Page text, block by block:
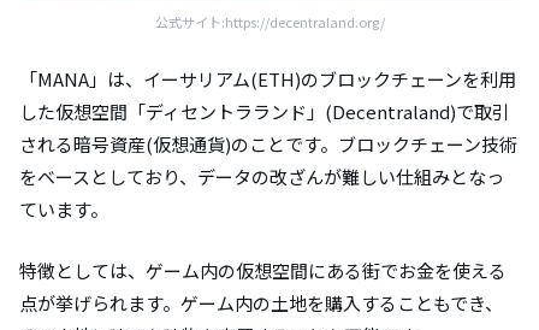
公式サイト:https://decentraland.org/
「MANA」は、イーサリアム(ETH)のブロックチェーンを利用
した仮想空間「ディセントラランド」(Decentraland)で取引
される暗号資産(仮想通貨)のことです。ブロックチェーン技術
をベースとしており、データの改ざんが難しい仕組みとなっ
ています。
特徴としては、ゲーム内の仮想空間にある街でお金を使える
点が挙げられます。ゲーム内の土地を購入することもでき、